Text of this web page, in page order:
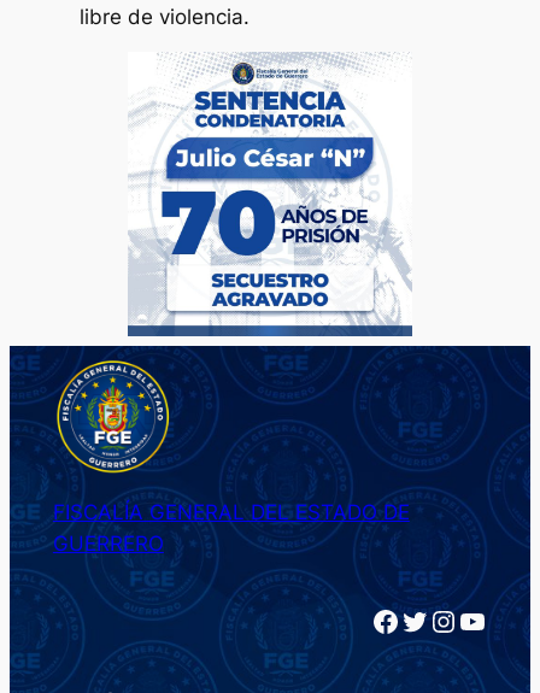
libre de violencia.
FISCALÍA GENERAL DEL ESTADO DE
GUERRERO
Facebook Twitter InstagramYouTube